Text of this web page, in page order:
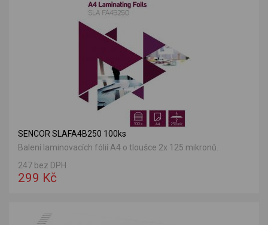
SENCOR SLAFA4B250 100ks
Balení laminovacích fólií A4 o tloušce 2x 125 mikronů.
247 bez DPH
299 Kč